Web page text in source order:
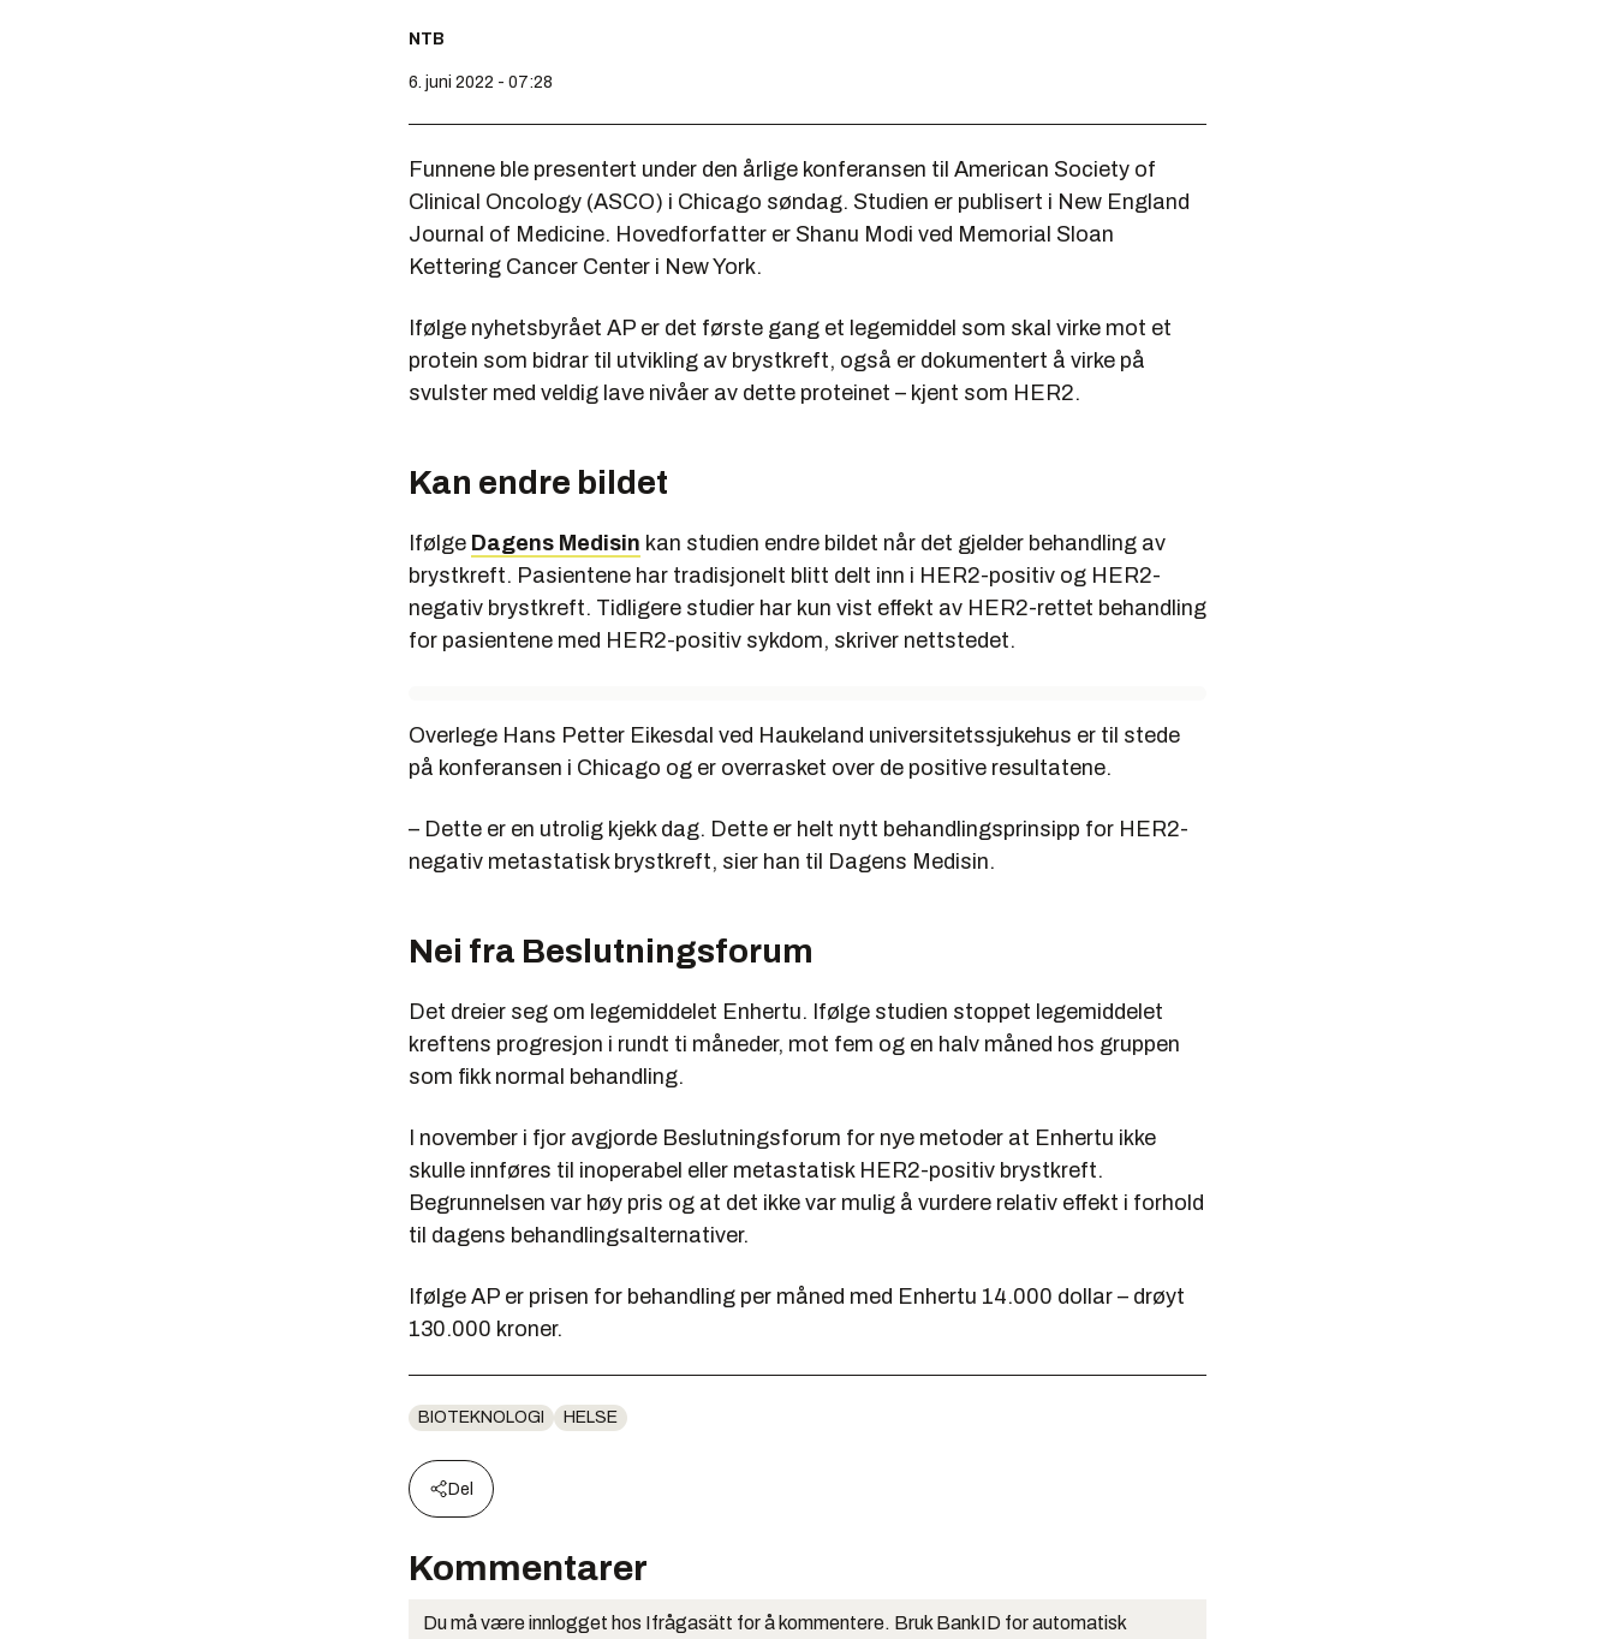
NTB
6. juni 2022 - 07:28
Funnene ble presentert under den årlige konferansen til American Society of
Clinical Oncology (ASCO) i Chicago søndag. Studien er publisert i New England
Journal of Medicine. Hovedforfatter er Shanu Modi ved Memorial Sloan
Kettering Cancer Center i New York.
Ifølge nyhetsbyrået AP er det første gang et legemiddel som skal virke mot et
protein som bidrar til utvikling av brystkreft, også er dokumentert å virke på
svulster med veldig lave nivåer av dette proteinet – kjent som HER2.
Kan endre bildet
Ifølge Dagens Medisin kan studien endre bildet når det gjelder behandling av
brystkreft. Pasientene har tradisjonelt blitt delt inn i HER2-positiv og HER2-
negativ brystkreft. Tidligere studier har kun vist effekt av HER2-rettet behandling
for pasientene med HER2-positiv sykdom, skriver nettstedet.
Overlege Hans Petter Eikesdal ved Haukeland universitetssjukehus er til stede
på konferansen i Chicago og er overrasket over de positive resultatene.
– Dette er en utrolig kjekk dag. Dette er helt nytt behandlingsprinsipp for HER2-
negativ metastatisk brystkreft, sier han til Dagens Medisin.
Nei fra Beslutningsforum
Det dreier seg om legemiddelet Enhertu. Ifølge studien stoppet legemiddelet
kreftens progresjon i rundt ti måneder, mot fem og en halv måned hos gruppen
som fikk normal behandling.
I november i fjor avgjorde Beslutningsforum for nye metoder at Enhertu ikke
skulle innføres til inoperabel eller metastatisk HER2-positiv brystkreft.
Begrunnelsen var høy pris og at det ikke var mulig å vurdere relativ effekt i forhold
til dagens behandlingsalternativer.
Ifølge AP er prisen for behandling per måned med Enhertu 14.000 dollar – drøyt
130.000 kroner.
BIOTEKNOLOGI HELSE
Del
Kommentarer
Du må være innlogget hos Ifrågasätt for å kommentere. Bruk BankID for automatisk